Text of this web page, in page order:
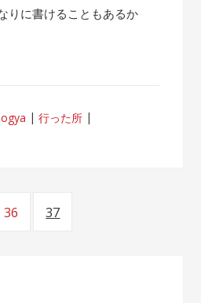
りに書けることもあるか
行った所
ページ
36 ページ
37